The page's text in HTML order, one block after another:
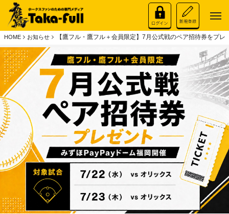
HOME お知らせ 【鷹フル・鷹フル＋会員限定】7月公式戦のペア招待券をプレ